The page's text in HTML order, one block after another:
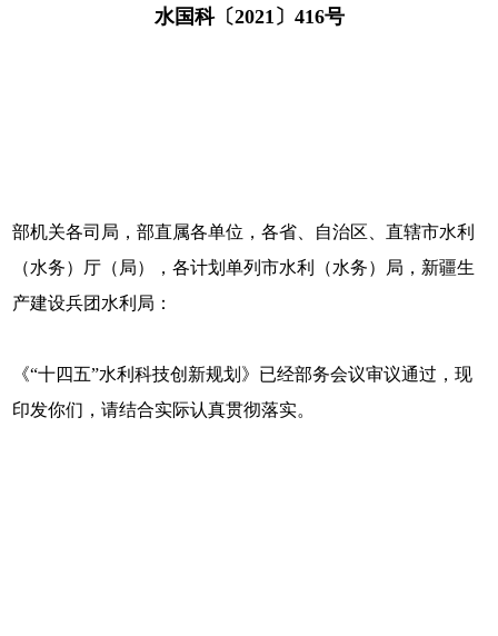
水国科〔2021〕416号
部机关各司局，部直属各单位，各省、自治区、直辖市水利
（水务）厅（局），各计划单列市水利（水务）局，新疆生
产建设兵团水利局：
《“十四五”水利科技创新规划》已经部务会议审议通过，现
印发你们，请结合实际认真贯彻落实。